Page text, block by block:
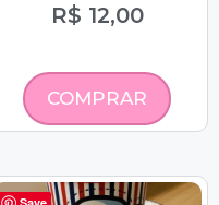
R$ 12,00
COMPRAR